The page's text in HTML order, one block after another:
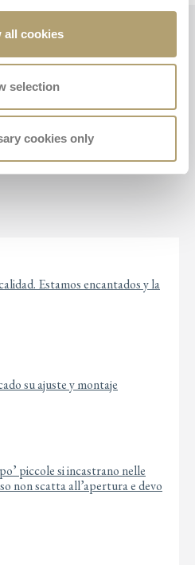
all cookies
selection
cookies only
Estamos encantados y la
su ajuste y montaje
piccole si incastrano nelle
non scatta all’apertura e devo